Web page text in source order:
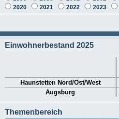
2020
2021 2022 2023
Einwohnerbestand 2025
Haunstetten Nord/Ost/West
Augsburg
Themenbereich